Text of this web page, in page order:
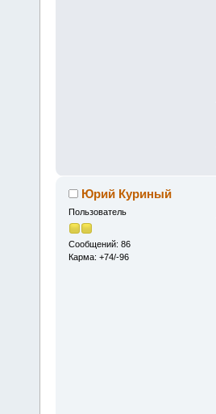
Юрий Куриный
Пользователь
Сообщений: 86
Карма: +74/-96